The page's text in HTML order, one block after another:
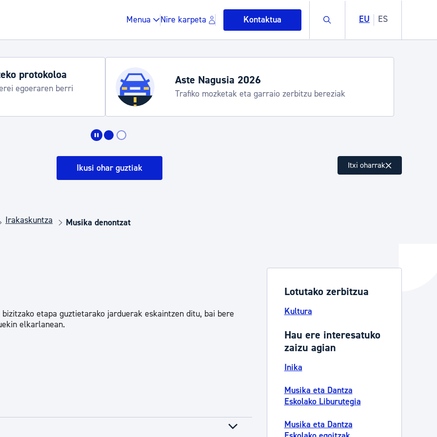
Menua Nire karpeta Kontaktua Buscar EU ES
Gune publikoa, hondakinak eta ingurumena
Berdintasuna, Giza Eskubideak eta bizikidetza
protokoloa
egoeraren berri
Aste Nagusia 2026
Trafiko mozketak eta garraio zerbitzu bereziak
Ikusi ohar guztiak Itxi oharrak
Irakaskuntza Musika denontzat
etapa guztietarako jarduerak eskaintzen ditu, bai bere
elkarlanean.
Lotutako zerbitzua
Kultura
Hau ere interesatuko
zaizu agian
Inika
Musika eta Dantza
Eskolako Liburutegia
Musika eta Dantza